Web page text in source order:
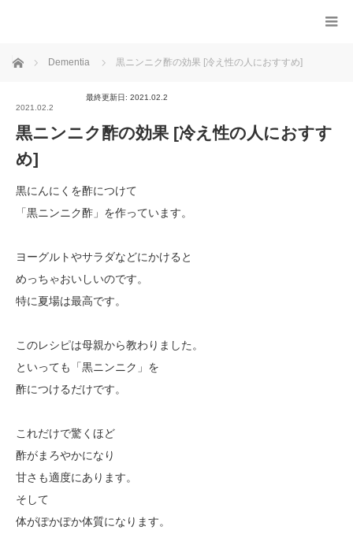
ホーム Dementia 黒ニンニク酢の効果 [冷え性の人におすすめ]
2021.02.2
最終更新日: 2021.02.2
黒ニンニク酢の効果 [冷え性の人におすす
め]
黒にんにくを酢につけて
「黒ニンニク酢」を作っています。
ヨーグルトやサラダなどにかけると
めっちゃおいしいのです。
特に夏場は最高です。
このレシピは母親から教わりました。
といっても「黒ニンニク」を
酢につけるだけです。
これだけで驚くほど
酢がまろやかになり
甘さも適度にあります。
そして
体がぽかぽか体質になります。